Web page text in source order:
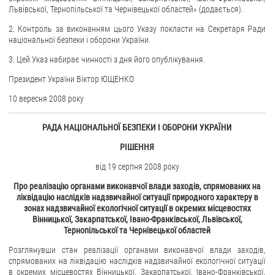
Звернення громадян
Електронне звернення
Організація доступу до публічної інформації
Запит на отримання публічної інформації
Облік публічної інформації
Питання запобігання корупції
ДЕРЖАВНИЙ РЕЄСТР САНКЦІЙ
Львівської, Тернопільської та Чернівецької областей» (додається).
2. Контроль за виконанням цього Указу покласти на Секретаря Ради
національної безпеки і оборони України.
3. Цей Указ набирає чинності з дня його опублікування.
Президент України Віктор ЮЩЕНКО
10 вересня 2008 року
РАДА НАЦІОНАЛЬНОЇ БЕЗПЕКИ І ОБОРОНИ УКРАЇНИ
РІШЕННЯ
від 19 серпня 2008 року
Про реалізацію органами виконавчої влади заходів, спрямованих на
ліквідацію наслідків надзвичайної ситуації природного характеру в
зонах надзвичайної екологічної ситуації в окремих місцевостях
Вінницької, Закарпатської, Івано-Франківської, Львівської,
Тернопільської та Чернівецької областей
Розглянувши стан реалізації органами виконавчої влади заходів,
спрямованих на ліквідацію наслідків надзвичайної екологічної ситуації
в окремих місцевостях Вінницької, Закарпатської, Івано-Франківської,